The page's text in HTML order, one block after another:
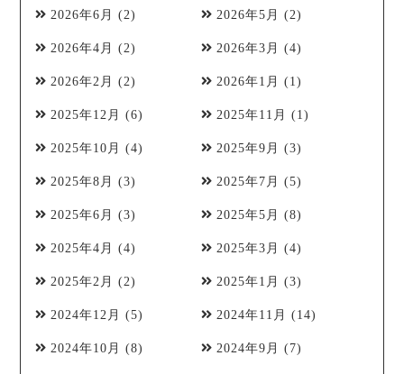
2026年6月 (2) 2026年5月 (2)
2026年4月 (2) 2026年3月 (4)
2026年2月 (2) 2026年1月 (1)
2025年12月 (6) 2025年11月 (1)
2025年10月 (4) 2025年9月 (3)
2025年8月 (3) 2025年7月 (5)
2025年6月 (3) 2025年5月 (8)
2025年4月 (4) 2025年3月 (4)
2025年2月 (2) 2025年1月 (3)
2024年12月 (5) 2024年11月 (14)
2024年10月 (8) 2024年9月 (7)